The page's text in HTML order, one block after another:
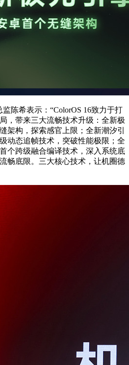
陈希表示：“ColorOS 16致力于打
，带来三大流畅技术升级：全新极
架构，探索感官上限；全新潮汐引
动态追帧技术，突破性能极限；全
个跨级融合编译技术，深入系统底
畅底限。三大核心技术，让机圈德